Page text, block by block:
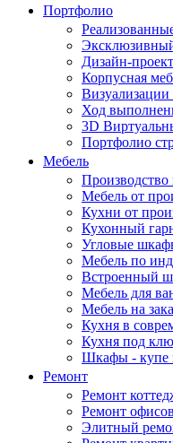
Портфолио
Дизайн-
Корпусная
Визуализации
Ход
3D
Портфолио
Мебель
Производство
Мебель от
Кухни от
Кухонный
Угловые
Мебель по
Встроенный
Мебель для
Мебель на
Кухня в
Кухня под
Шкафы - купе
Ремонт
Ремонт
Ремонт офисов
Элитный